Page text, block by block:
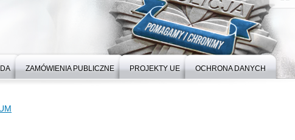
ZAMÓWIENIA PUBLICZNE PROJEKTY UE OCHRONA DANYCH